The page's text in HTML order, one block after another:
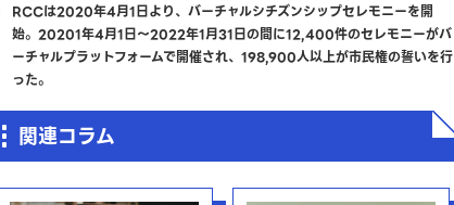
RCCは2020年4月1日より、バーチャルシチズンシップセレモニーを開
始。20201年4月1日～2022年1月31日の間に12,400件のセレモニーがバ
ーチャルプラットフォームで開催され、198,900人以上が市民権の誓いを行
った。
関連コラム